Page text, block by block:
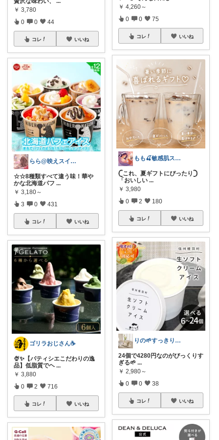
￥ 3,780
0 0 44
コレ いいね
らら@映えスイーツとQOLアップ
☆☆8種類すべて違う味！華や
かな北海道パフ ...
￥ 3,180～
3 0 431
コレ いいね
ゴリラおじさん☕️
🍨✨【パティシエこだわりの逸
品】低脂質でヘ ...
￥ 3,880
0 2 716
コレ いいね
￥ 4,260～
0 0 75
コレ いいね
もも🍒敏感肌スキンケア⌇猫ちゃんと一緒
‎𓊆これ、夏ギフトにぴったり‎𓊇
「おいしい ...
￥ 3,980
0 2 180
コレ いいね
りの🌱すっきり×お気に入りの暮らし
24個で4280円なのがびっくりす
ぎる🌱 ...
￥ 2,980～
0 0 38
コレ いいね